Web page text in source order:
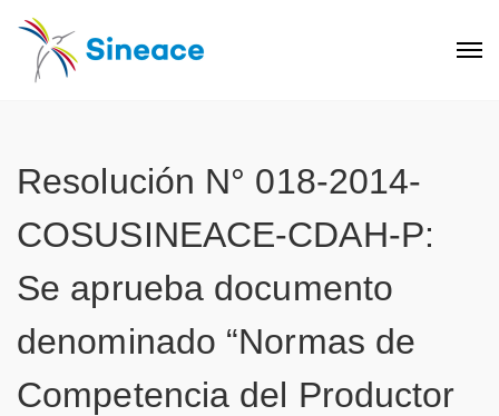
Resolución N° 018-2014-
COSUSINEACE-CDAH-P:
Se aprueba documento
denominado “Normas de
Competencia del Productor